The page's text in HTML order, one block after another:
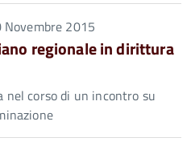
Novembre 2015
regionale in dirittura
nel corso di un incontro su